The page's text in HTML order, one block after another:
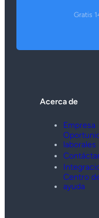
Gratis
Acerca de
Empresa
laborales
Centro
ayuda